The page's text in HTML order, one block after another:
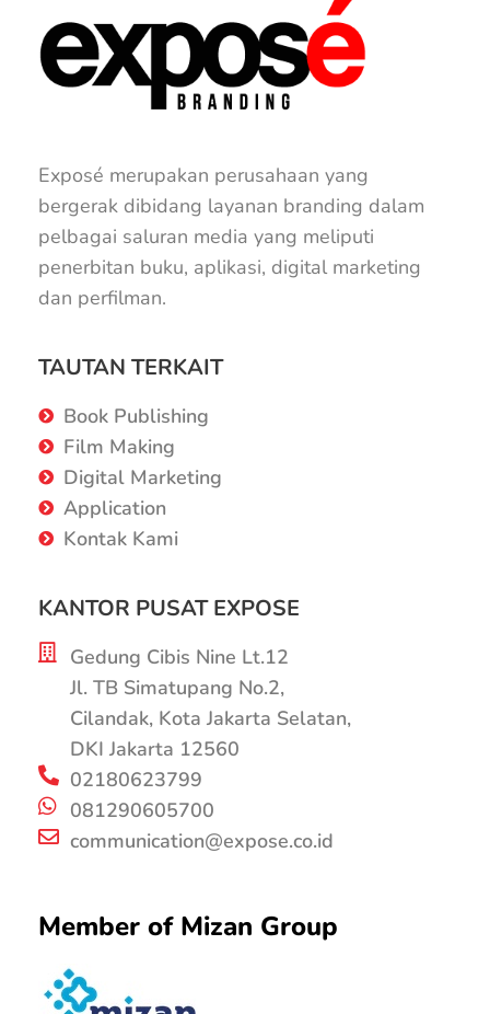
Exposé merupakan perusahaan yang
bergerak dibidang layanan branding dalam
pelbagai saluran media yang meliputi
penerbitan buku, aplikasi, digital marketing
dan perfilman.
TAUTAN TERKAIT
Book Publishing
Film Making
Digital Marketing
Application
Kontak Kami
KANTOR PUSAT EXPOSE
Gedung Cibis Nine Lt.12
Jl. TB Simatupang No.2,
Cilandak, Kota Jakarta Selatan,
DKI Jakarta 12560
02180623799
081290605700
communication@expose.co.id
Member of Mizan Group